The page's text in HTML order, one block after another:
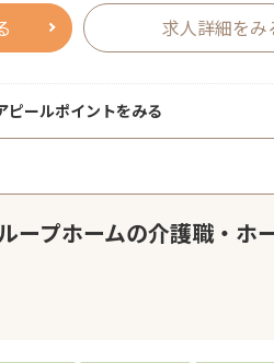
求人詳細をみ
ピールポイントをみる
ープホームの介護職・ホ